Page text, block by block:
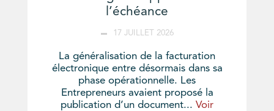
l’échéance
17 JUILLET 2026
La généralisation de la facturation
électronique entre désormais dans sa
phase opérationnelle. Les
Entrepreneurs avaient proposé la
publication d’un document... Voir